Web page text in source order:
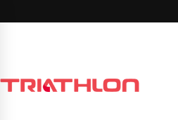
ç
i